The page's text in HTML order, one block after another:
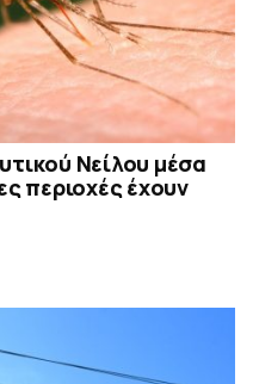
Νείλου μέσα
περιοχές έχουν